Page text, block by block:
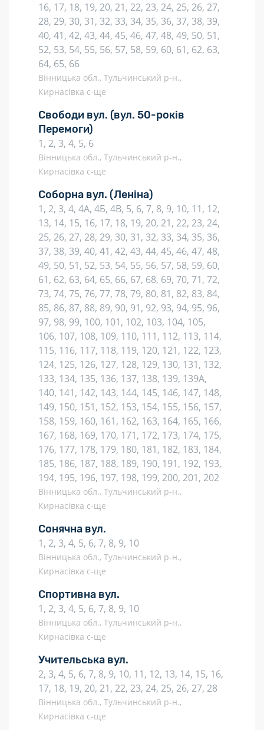
16, 17, 18, 19, 20, 21, 22, 23, 24, 25, 26, 27,
28, 29, 30, 31, 32, 33, 34, 35, 36, 37, 38, 39,
40, 41, 42, 43, 44, 45, 46, 47, 48, 49, 50, 51,
52, 53, 54, 55, 56, 57, 58, 59, 60, 61, 62, 63,
64, 65, 66
Вінницька обл., Тульчинський р-н.,
Кирнасівка с-ще
Свободи вул. (вул. 50-років
Перемоги)
1, 2, 3, 4, 5, 6
Вінницька обл., Тульчинський р-н.,
Кирнасівка с-ще
Соборна вул. (Леніна)
1, 2, 3, 4, 4А, 4Б, 4В, 5, 6, 7, 8, 9, 10, 11, 12,
13, 14, 15, 16, 17, 18, 19, 20, 21, 22, 23, 24,
25, 26, 27, 28, 29, 30, 31, 32, 33, 34, 35, 36,
37, 38, 39, 40, 41, 42, 43, 44, 45, 46, 47, 48,
49, 50, 51, 52, 53, 54, 55, 56, 57, 58, 59, 60,
61, 62, 63, 64, 65, 66, 67, 68, 69, 70, 71, 72,
73, 74, 75, 76, 77, 78, 79, 80, 81, 82, 83, 84,
85, 86, 87, 88, 89, 90, 91, 92, 93, 94, 95, 96,
97, 98, 99, 100, 101, 102, 103, 104, 105,
106, 107, 108, 109, 110, 111, 112, 113, 114,
115, 116, 117, 118, 119, 120, 121, 122, 123,
124, 125, 126, 127, 128, 129, 130, 131, 132,
133, 134, 135, 136, 137, 138, 139, 139А,
140, 141, 142, 143, 144, 145, 146, 147, 148,
149, 150, 151, 152, 153, 154, 155, 156, 157,
158, 159, 160, 161, 162, 163, 164, 165, 166,
167, 168, 169, 170, 171, 172, 173, 174, 175,
176, 177, 178, 179, 180, 181, 182, 183, 184,
185, 186, 187, 188, 189, 190, 191, 192, 193,
194, 195, 196, 197, 198, 199, 200, 201, 202
Вінницька обл., Тульчинський р-н.,
Кирнасівка с-ще
Сонячна вул.
1, 2, 3, 4, 5, 6, 7, 8, 9, 10
Вінницька обл., Тульчинський р-н.,
Кирнасівка с-ще
Спортивна вул.
1, 2, 3, 4, 5, 6, 7, 8, 9, 10
Вінницька обл., Тульчинський р-н.,
Кирнасівка с-ще
Учительська вул.
2, 3, 4, 5, 6, 7, 8, 9, 10, 11, 12, 13, 14, 15, 16,
17, 18, 19, 20, 21, 22, 23, 24, 25, 26, 27, 28
Вінницька обл., Тульчинський р-н.,
Кирнасівка с-ще